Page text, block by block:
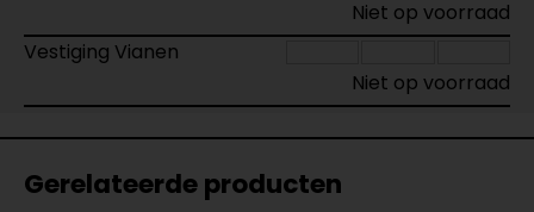
Niet op voorraad
Vestiging Vianen
Niet op voorraad
Gerelateerde producten